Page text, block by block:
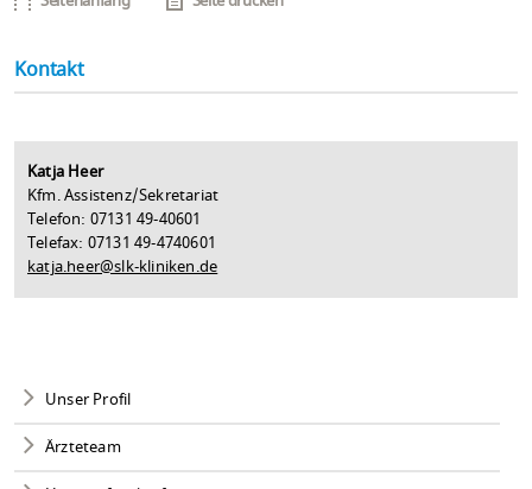
Kontakt
Katja Heer
Kfm. Assistenz/Sekretariat
Telefon: 07131 49-40601
Telefax: 07131 49-4740601
katja.heer@slk-kliniken.de
Unser Profil
Ärzteteam